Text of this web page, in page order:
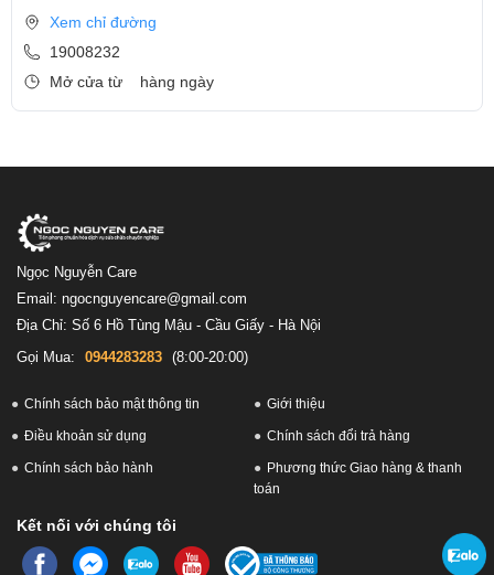
Xem chỉ đường
19008232
Mở cửa từ
hàng ngày
Ngọc Nguyễn Care
Email: ngocnguyencare@gmail.com
Địa Chỉ: Số 6 Hồ Tùng Mậu - Cầu Giấy - Hà Nội
Gọi Mua:
0944283283 (8:00-20:00)
Chính sách bảo mật thông tin Giới thiệu
Điều khoản sử dụng Chính sách đổi trả hàng
Chính sách bảo hành
Phương thức Giao hàng & thanh
toán
Kết nối với chúng tôi